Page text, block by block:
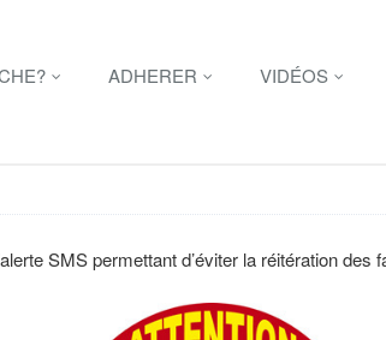
ADHERER VIDÉOS
SMS permettant d’éviter la réitération des